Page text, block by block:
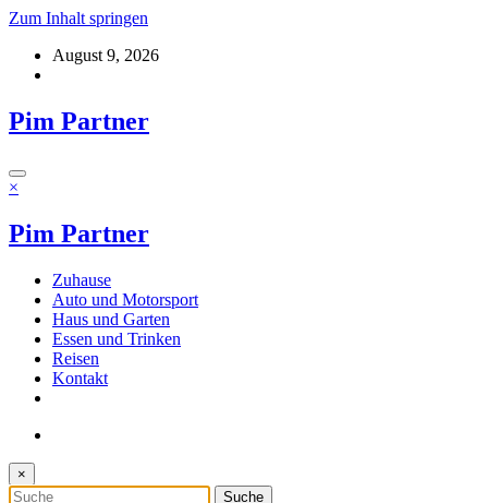
Zum Inhalt springen
August 9, 2026
Pim Partner
×
Pim Partner
Zuhause
Auto und Motorsport
Haus und Garten
Essen und Trinken
Reisen
Kontakt
×